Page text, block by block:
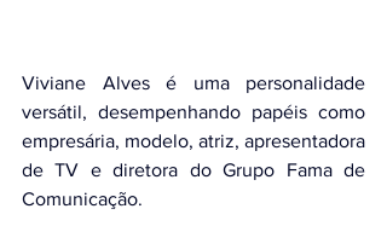
Viviane Alves é uma personalidade
versátil, desempenhando papéis como
empresária, modelo, atriz, apresentadora
de TV e diretora do Grupo Fama de
Comunicação.